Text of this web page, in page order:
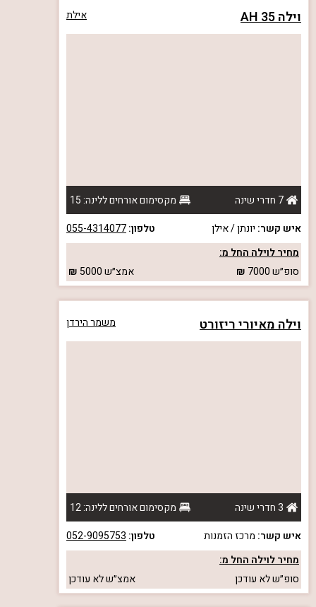
וילה AH 35 אילת
7 חדרי שינה
מקסימום אורחים ללינה: 15
איש קשר: יונתן / אילן טלפון:055-4314077
מחיר לוילה החל מ:
סופ״ש7000 אמצ״ש5000
וילה מאיורי ריזורט משמר הירדן
3 חדרי שינה
מקסימום אורחים ללינה: 12
איש קשר: מרכז הזמנות טלפון: 052-9095753
מחיר לוילה החל מ:
סופ״שלא עודכן אמצ״שלא עודכן